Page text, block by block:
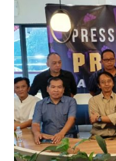
2
0
2
5